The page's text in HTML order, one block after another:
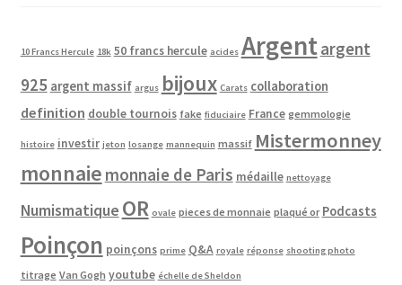
10 Francs Hercule 18k 50 francs hercule acides Argentargent
925 argent massif argus bijoux Carats collaboration
definition double tournois fake fiduciaire France gemmologie
histoire investir jeton losange mannequin massif Mistermonney
monnaie monnaie de Paris médaille nettoyage
Numismatique OR ovale pieces de monnaie plaqué or Podcasts
Poinçon poinçons prime Q&A royale réponse shooting photo
titrage Van Gogh youtube échelle de Sheldon